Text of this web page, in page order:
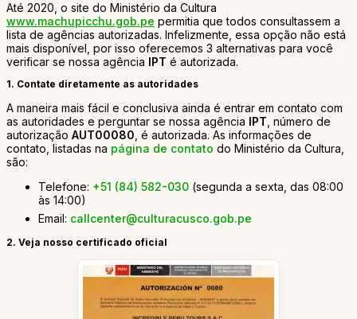
Até 2020, o site do Ministério da Cultura
www.machupicchu.gob.pe permitia que todos consultassem a
lista de agências autorizadas. Infelizmente, essa opção não está
mais disponível, por isso oferecemos 3 alternativas para você
verificar se nossa agência IPT é autorizada.
1. Contate diretamente as autoridades
A maneira mais fácil e conclusiva ainda é entrar em contato com
as autoridades e perguntar se nossa agência IPT , número de
autorização AUT00080 , é autorizada. As informações de
contato, listadas na página de contato do Ministério da Cultura,
são:
Telefone: +51 (84) 582-030 (segunda a sexta, das 08:00
às 14:00)
Email: callcenter@culturacusco.gob.pe
2. Veja nosso certificado oficial